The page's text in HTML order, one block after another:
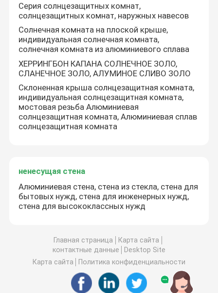
Серия солнцезащитных комнат,
солнцезащитных комнат, наружных навесов
Солнечная комната на плоской крыше,
индивидуальная солнечная комната,
солнечная комната из алюминиевого сплава
ХЕРРИНГБОН КАПАНА СОЛНЕЧНОЕ ЗОЛО,
СЛАНЕЧНОЕ ЗОЛО, АЛУМИНОЕ СЛИВО ЗОЛО
Склоненная крыша солнцезащитная комната,
индивидуальная солнцезащитная комната,
мостовая резьба Алюминиевая
солнцезащитная комната, Алюминиевая сплав
солнцезащитная комната
ненесущая стена
Алюминиевая стена, стена из стекла, стена для
бытовых нужд, стена для инженерных нужд,
стена для высококлассных нужд
Главная страница
Карта сайта
контактные данные
Desktop Site
Карта сайта
Политика конфиденциальности